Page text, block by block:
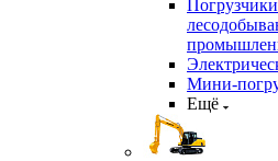
Мини-
Ещё